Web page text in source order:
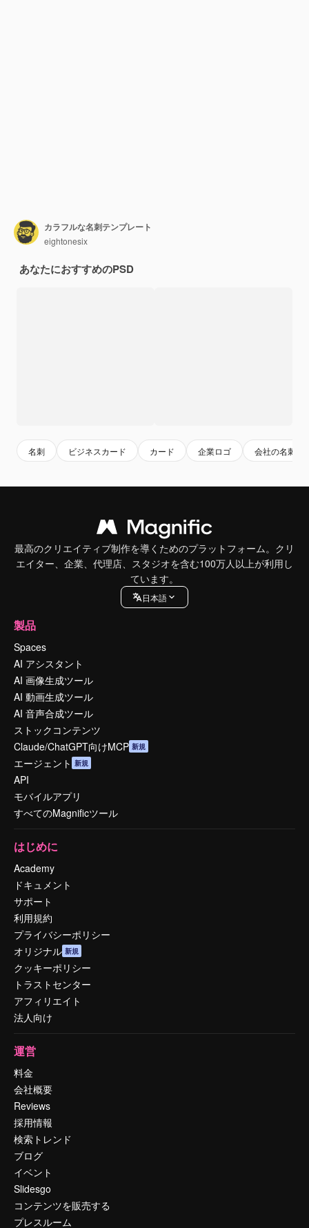
カラフルな名刺テンプレート
eightonesix
あなたにおすすめのPSD
名刺 ビジネスカード カード 企業ロゴ 会社の名刺
最高のクリエイティブ制作を導くためのプラットフォーム。クリ
エイター、企業、代理店、スタジオを含む100万人以上が利用し
ています。
日本語
製品
Spaces
AI アシスタント
AI 画像生成ツール
AI 動画生成ツール
AI 音声合成ツール
ストックコンテンツ
Claude/ChatGPT向けMCP 新規
エージェント 新規
API
モバイルアプリ
すべてのMagnificツール
はじめに
Academy
ドキュメント
サポート
利用規約
プライバシーポリシー
オリジナル 新規
クッキーポリシー
トラストセンター
アフィリエイト
法人向け
運営
料金
会社概要
Reviews
採用情報
検索トレンド
ブログ
イベント
Slidesgo
コンテンツを販売する
プレスルーム